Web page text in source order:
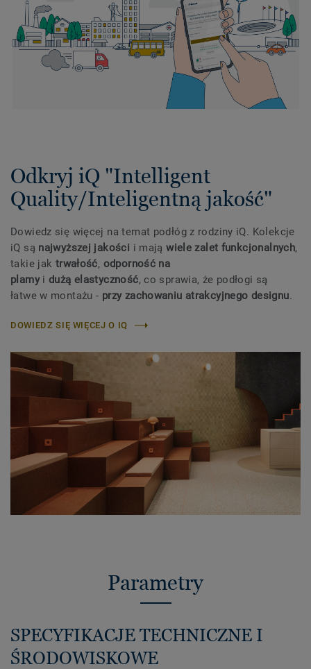
Odkryj iQ "Intelligent
Quality/Inteligentną jakość"
Dowiedz się więcej na temat podłóg z rodziny iQ. Kolekcje
iQ są najwyższej jakości i mająwiele zalet funkcjonalnych,
takie jak trwałość, odporność na
plamyi dużą elastyczność, co sprawia, że podłogi są
łatwe w montażu - przy zachowaniu atrakcyjnego designu.
DOWIEDZ SIĘ WIĘCEJ O IQ
Parametry
SPECYFIKACJE TECHNICZNE I
ŚRODOWISKOWE